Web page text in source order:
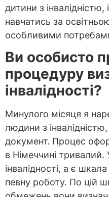
дитини з
навчатись за
особливими
Ви особисто
процедуру
інвалідності?
Минулого місяця я
людини з
документ. Процес
в Німеччині
інвалідності, а є
певну роботу. По цій